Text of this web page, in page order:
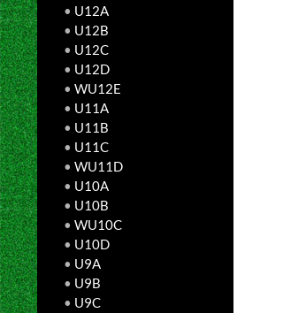
• U12A
• U12B
• U12C
• U12D
• WU12E
• U11A
• U11B
• U11C
• WU11D
• U10A
• U10B
• WU10C
• U10D
• U9A
• U9B
• U9C